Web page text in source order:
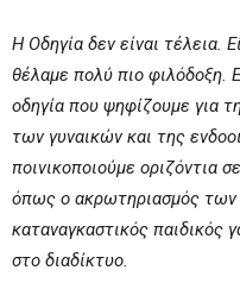
H Οδηγία δεν είναι
θέλαμε πολύ πιο φιλόδοξη.
οδηγία που ψηφίζουμε για
των γυναικών και της
ποινικοποιούμε οριζόντια
όπως ο ακρωτηριασμός των
καταναγκαστικός παιδικός
στο διαδίκτυο.